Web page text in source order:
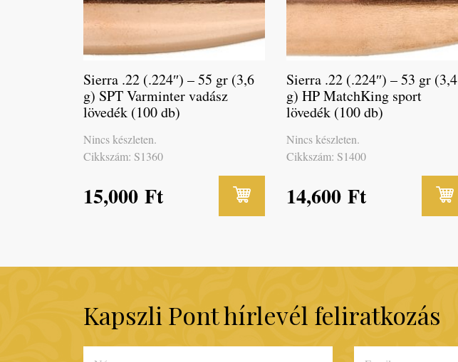
Sierra .22 (.224″) – 55 gr (3,6
g) SPT Varminter vadász
lövedék (100 db)
Nincs készleten.
Cikkszám: S1360
15,000 Ft
Sierra .22 (.224″) – 53 gr (3,4
g) HP MatchKing sport
lövedék (100 db)
Nincs készleten.
Cikkszám: S1400
14,600 Ft
Kapszli Pont hírlevél feliratkozás